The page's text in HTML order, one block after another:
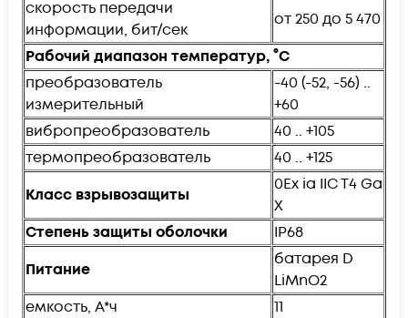
скорость передачи
информации, бит/сек
от 250 до 5 470
Рабочий диапазон температур, °C
преобразователь
измерительный
-40 (-52, -56) ..
+60
вибропреобразователь
40 .. +105
термопреобразователь
40 .. +125
Класс взрывозащиты
0Ex ia IIC T4 Ga
X
Степень защиты оболочки
IP68
Питание
батарея D
LiMnO2
емкость, А*ч
11